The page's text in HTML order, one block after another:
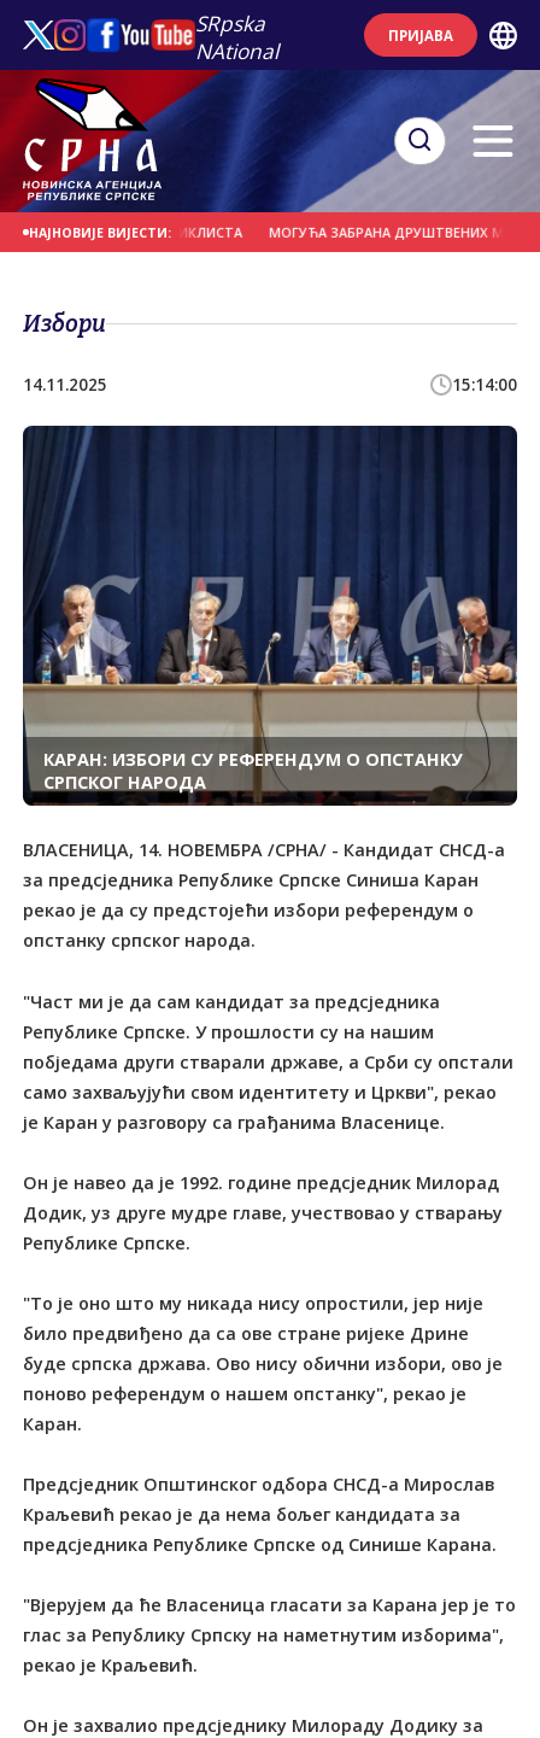
SRpska
NAtional
ПРИЈАВА
НАЈНОВИЈЕ ВИЈЕСТИ:
У ГРУПУ БИЦИКЛИСТА МОГУЋА ЗАБРАНА ДРУШТВЕНИХ МРЕЖА ЗА
Избори
14.11.2025 15:14:00
КАРАН: ИЗБОРИ СУ РЕФЕРЕНДУМ О ОПСТАНКУ
СРПСКОГ НАРОДА
ВЛАСЕНИЦА, 14. НОВЕМБРА /СРНА/ - Кандидат СНСД-а
за предсједника Републике Српске Синиша Каран
рекао је да су предстојећи избори референдум о
опстанку српског народа.
"Част ми је да сам кандидат за предсједника
Републике Српске. У прошлости су на нашим
побједама други стварали државе, а Срби су опстали
само захваљујући свом идентитету и Цркви", рекао
је Каран у разговору са грађанима Власенице.
Он је навео да је 1992. године предсједник Милорад
Додик, уз друге мудре главе, учествовао у стварању
Републике Српске.
"То је оно што му никада нису опростили, јер није
било предвиђено да са ове стране ријеке Дрине
буде српска држава. Ово нису обични избори, ово је
поново референдум о нашем опстанку", рекао је
Каран.
Предсједник Општинског одбора СНСД-а Мирослав
Краљевић рекао је да нема бољег кандидата за
предсједника Републике Српске од Синише Карана.
"Вјерујем да ће Власеница гласати за Карана јер је то
глас за Републику Српску на наметнутим изборима",
рекао је Краљевић.
Он је захвалио предсједнику Милораду Додику за